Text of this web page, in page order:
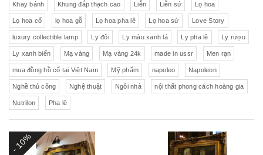
Khay bánh Khung đắp thạch cao Liễn Liễn sứ Lọ hoa
Lọ hoa cổ lọ hoa gỗ Lọ hoa pha lê Lọ hoa sứ Love Story
luxury collectible lamp Ly đôi Ly màu xanh lá Ly pha lê Ly rượu
Ly xanh biển Mạ vàng Mạ vàng 24k made in ussr Men rạn
mua đồng hồ cổ tại Việt Nam Mỹ phẩm napoleo Napoleon
Nghề thủ công Nghệ thuật Ngôi nhà nội thất phong cách hoàng gia
Nutrilon Pha lê
- 10%